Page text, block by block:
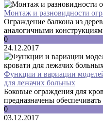
Монтаж и разновидности
Ограждение балкона из
аналогичными
0
24.12.2017
Функции и вариации
для лежачих больных
Боковые ограждения для
предназначены обеспечивать
0
03.12.2017